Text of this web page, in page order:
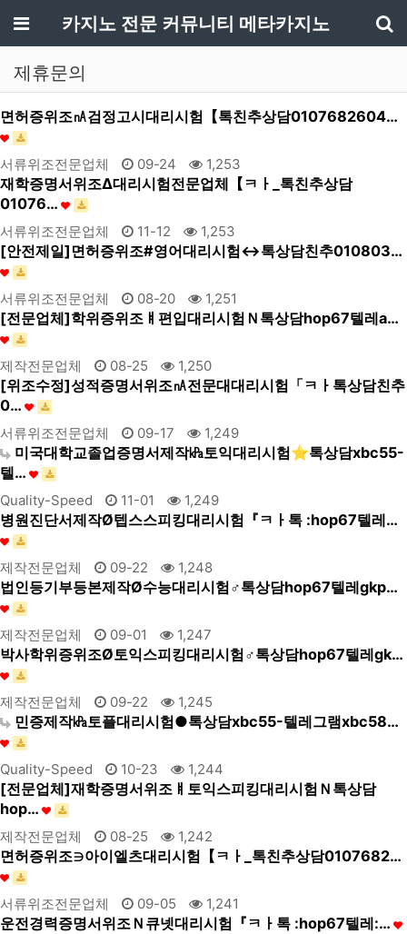
메뉴카지노 전문 커뮤니티 메타카지노
제휴문의
면허증위조㎁검정고시대리시험【톡친추상담0107682604…
서류위조전문업체 09-24 1,253
재학증명서위조Δ대리시험전문업체【ㅋㅏ_톡친추상담
01076…
서류위조전문업체 11-12 1,253
[안전제일]면허증위조#영어대리시험↔톡상담친추010803…
서류위조전문업체 08-20 1,251
[전문업체]학위증위조ㅒ편입대리시험Ｎ톡상담hop67텔레a…
제작전문업체 08-25 1,250
[위조수정]성적증명서위조㎁전문대대리시험「ㅋㅏ톡상담친추
0…
서류위조전문업체 09-17 1,249
미국대학교졸업증명서제작㎪토익대리시험⭐톡상담xbc55-
텔…
Quality-Speed 11-01 1,249
병원진단서제작Ø텝스스피킹대리시험『ㅋㅏ톡 :hop67텔레…
제작전문업체 09-22 1,248
법인등기부등본제작Ø수능대리시험♂톡상담hop67텔레gkp…
제작전문업체 09-01 1,247
박사학위증위조Ø토익스피킹대리시험♂톡상담hop67텔레gk…
제작전문업체 09-22 1,245
민증제작㎪토플대리시험●톡상담xbc55-텔레그램xbc58…
Quality-Speed 10-23 1,244
[전문업체]재학증명서위조ㅒ토익스피킹대리시험Ｎ톡상담
hop…
제작전문업체 08-25 1,242
면허증위조∋아이엘츠대리시험【ㅋㅏ_톡친추상담0107682…
서류위조전문업체 09-05 1,241
운전경력증명서위조Ｎ큐넷대리시험『ㅋㅏ톡 :hop67텔레:…